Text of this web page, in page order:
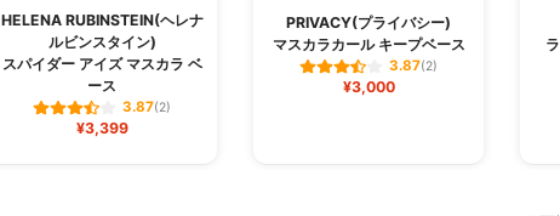
HELENA RUBINSTEIN(ヘレナ
ルビンスタイン)
スパイダー アイズ マスカラ ベ
ース
3.87(2)
¥3,399
PRIVACY(プライバシー)
マスカラカール キープベース
3.87(2)
¥3,000